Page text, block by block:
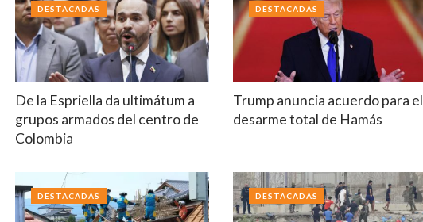
De la Espriella da ultimátum a
grupos armados del centro de
Colombia
DESTACADAS
Trump anuncia acuerdo para el
desarme total de Hamás
DESTACADAS
DESTACADAS DESTACADAS